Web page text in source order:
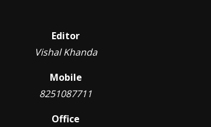
Editor
Vishal Khanda
Mobile
8251087711
Office